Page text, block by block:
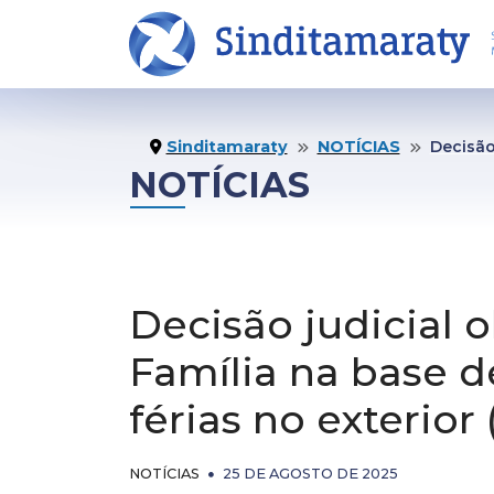
INÍCIO
Institucional
Estatuto
NOTÍCIAS
Sinditamaraty NOTÍCIAS Decisão judicial obriga a
Decisão judicial
Família na base
férias no exterior
NOTÍCIAS 25 DE AGOSTO DE 2025